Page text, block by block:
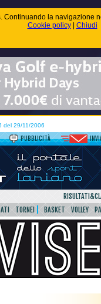
la navigazione
Cookie policy| Chiudi
del 29/11/2006
PUBBLICITÀ
TORNEI BASKET VOLLEY